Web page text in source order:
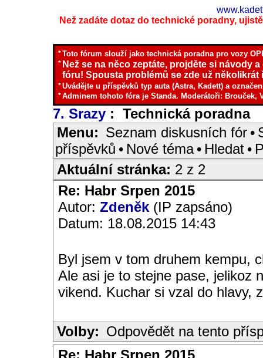
Než zadáte dotaz do technické poradny,
*Toto fórum slouží jako technická poradna pro vozy
* Než se na něco zeptáte, projděte si návody
fóru! Spousta problémů se zde už několikrát
*Uvádějte u příspěvků typ auta (Astra, Kadett) a
*Adminem tohoto fóra je Standa. Moderátoři: Brouček,
7. Srazy : Technická poradna
Menu: Seznam diskusních fór •
příspěvků • Nové téma • Hledat •
Aktuální stránka: 2 z 2
Re: Habr Srpen 2015
Autor: Zdeněk (IP zapsáno)
Datum: 18.08.2015 14:43
Byl jsem v tom druhem kempu,
Ale asi je to stejne pase, jelikoz
vikend. Kuchar si vzal do hlavy,
Volby: Odpovědět na tento
Re: Habr Srpen 2015